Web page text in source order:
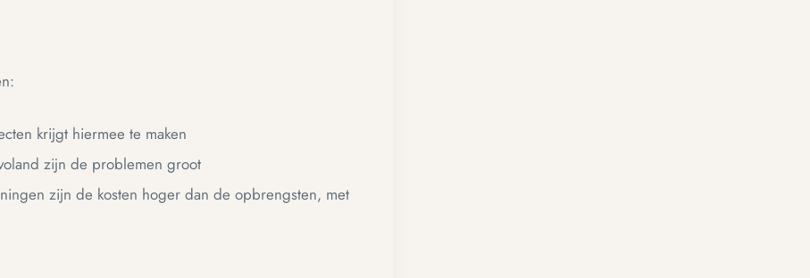
krijgt hiermee te maken
zijn de problemen groot
zijn de kosten hoger dan de opbrengsten, met